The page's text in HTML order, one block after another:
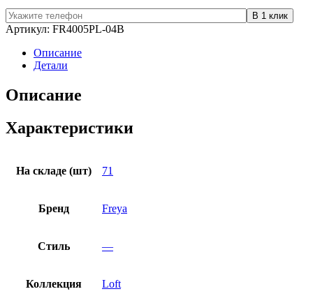
Артикул: FR4005PL-04B
Описание
Детали
Описание
Характеристики
На складе (шт) 71
Бренд Freya
Стиль —
Коллекция Loft